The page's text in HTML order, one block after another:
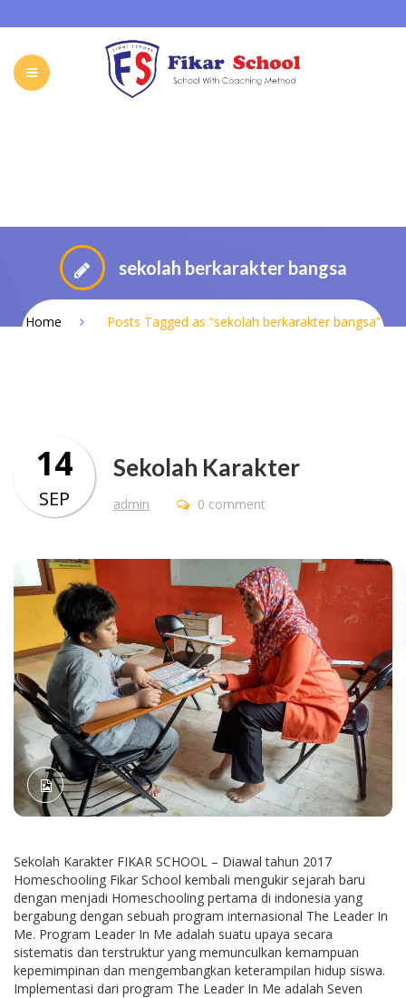
FIKAR SCHOOL ONLINE CONTACT INDONESIA
sekolah berkarakter bangsa
Home Posts Tagged as “sekolah berkarakter bangsa”
Sekolah Karakter
admin
14
SEP 0 comment
Sekolah Karakter FIKAR SCHOOL – Diawal tahun 2017
Homeschooling Fikar School kembali mengukir sejarah baru
dengan menjadi Homeschooling pertama di indonesia yang
bergabung dengan sebuah program internasional The Leader In
Me. Program Leader In Me adalah suatu upaya secara
sistematis dan terstruktur yang memunculkan kemampuan
kepemimpinan dan mengembangkan keterampilan hidup siswa.
Implementasi dari program The Leader In Me adalah Seven